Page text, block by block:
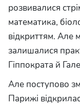
розвивалися
математика,
відкриттям. Але
залишалися
Гіппократа й
Але поступово
Парижі